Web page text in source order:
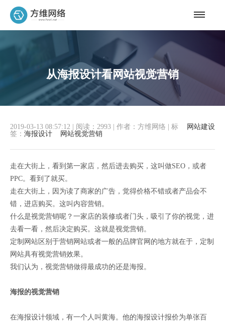
从海报设计看网站视觉营销
网站建设
2019-03-13 08:57:12 阅读：2993 作者：方维网络
标
签： 海报设计 网站视觉营销
走在大街上，看到第一家店，然后进去购买，这叫做SEO，或者
PPC。看到了就买。
走在大街上，因为读了商家的广告，觉得价格不错或者产品会不
错，进店购买。这叫内容营销。
什么是视觉营销呢？一家店的装修或者门头，吸引了你的视觉，进
去看一看，然后决定购买。这就是视觉营销。
定制网站区别于营销网站或者一般的品牌官网的地方就在于，定制
网站具有视觉营销效果。
我们认为，视觉营销做得最成功的还是海报。
海报的视觉营销
在海报设计领域，有一个人叫黄海。他的海报设计报价为单张百